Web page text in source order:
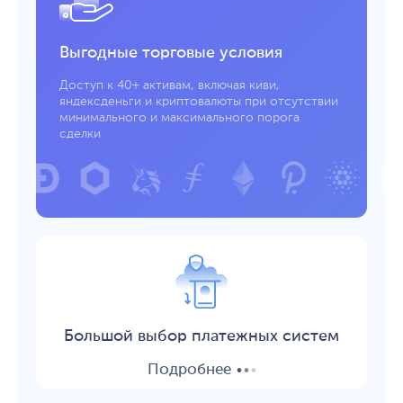
Выгодные торговые условия
Доступ к 40+ активам, включая киви,
яндексденьги и криптовалюты при отсутствии
минимального и максимального порога
сделки
Большой выбор платежных систем
Подробнее ...